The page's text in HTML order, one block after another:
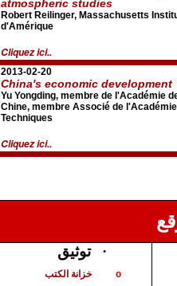
atmospheric studies
Robert Reilinger, Massachusetts
d'Amérique
Cliquez ici..
2013-02-20
China's economic development
Yu Yongding, membre de l'Académie
Chine, membre Associé de
Techniques
Cliquez ici..
· توثيق
o خزانة الكتب